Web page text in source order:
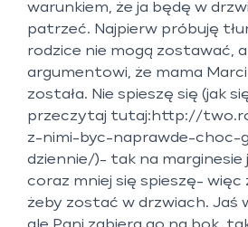
warunkiem, że ja będę w
patrzeć. Najpierw próbuję
rodzice nie mogą zostawać,
argumentowi, że mama
została. Nie spieszę się (jak
przeczytaj tutaj:http://
z-nimi-byc-naprawde-choc-
dziennie/)- tak na
coraz mniej się spieszę- więc
żeby zostać w drzwiach. Jaś